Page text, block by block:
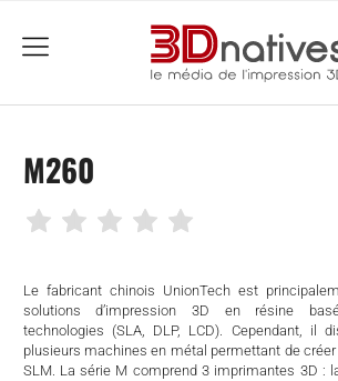
menu
M260
Le fabricant chinois UnionTech est
solutions d’impression 3D en résine
technologies (SLA, DLP, LCD). Cependant, il
plusieurs machines en métal permettant de
SLM. La série M comprend 3 imprimantes 3D :